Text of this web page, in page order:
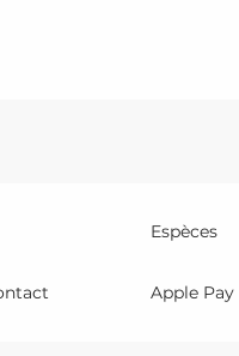
Espèces
Apple Pay